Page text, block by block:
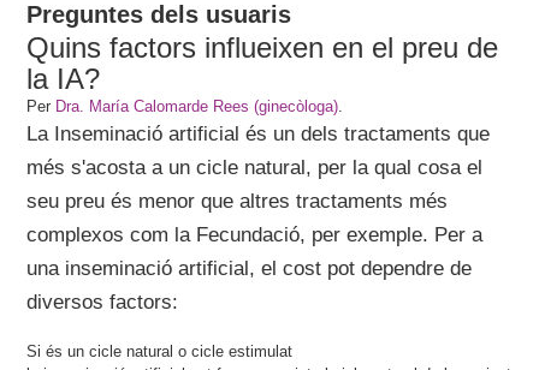
Preguntes dels usuaris
Quins factors influeixen en el preu de
la IA?
Per Dra. María Calomarde Rees (ginecòloga).
La Inseminació artificial és un dels tractaments que
més s'acosta a un cicle natural, per la qual cosa el
seu preu és menor que altres tractaments més
complexos com la Fecundació, per exemple. Per a
una inseminació artificial, el cost pot dependre de
diversos factors:
Si és un cicle natural o cicle estimulat